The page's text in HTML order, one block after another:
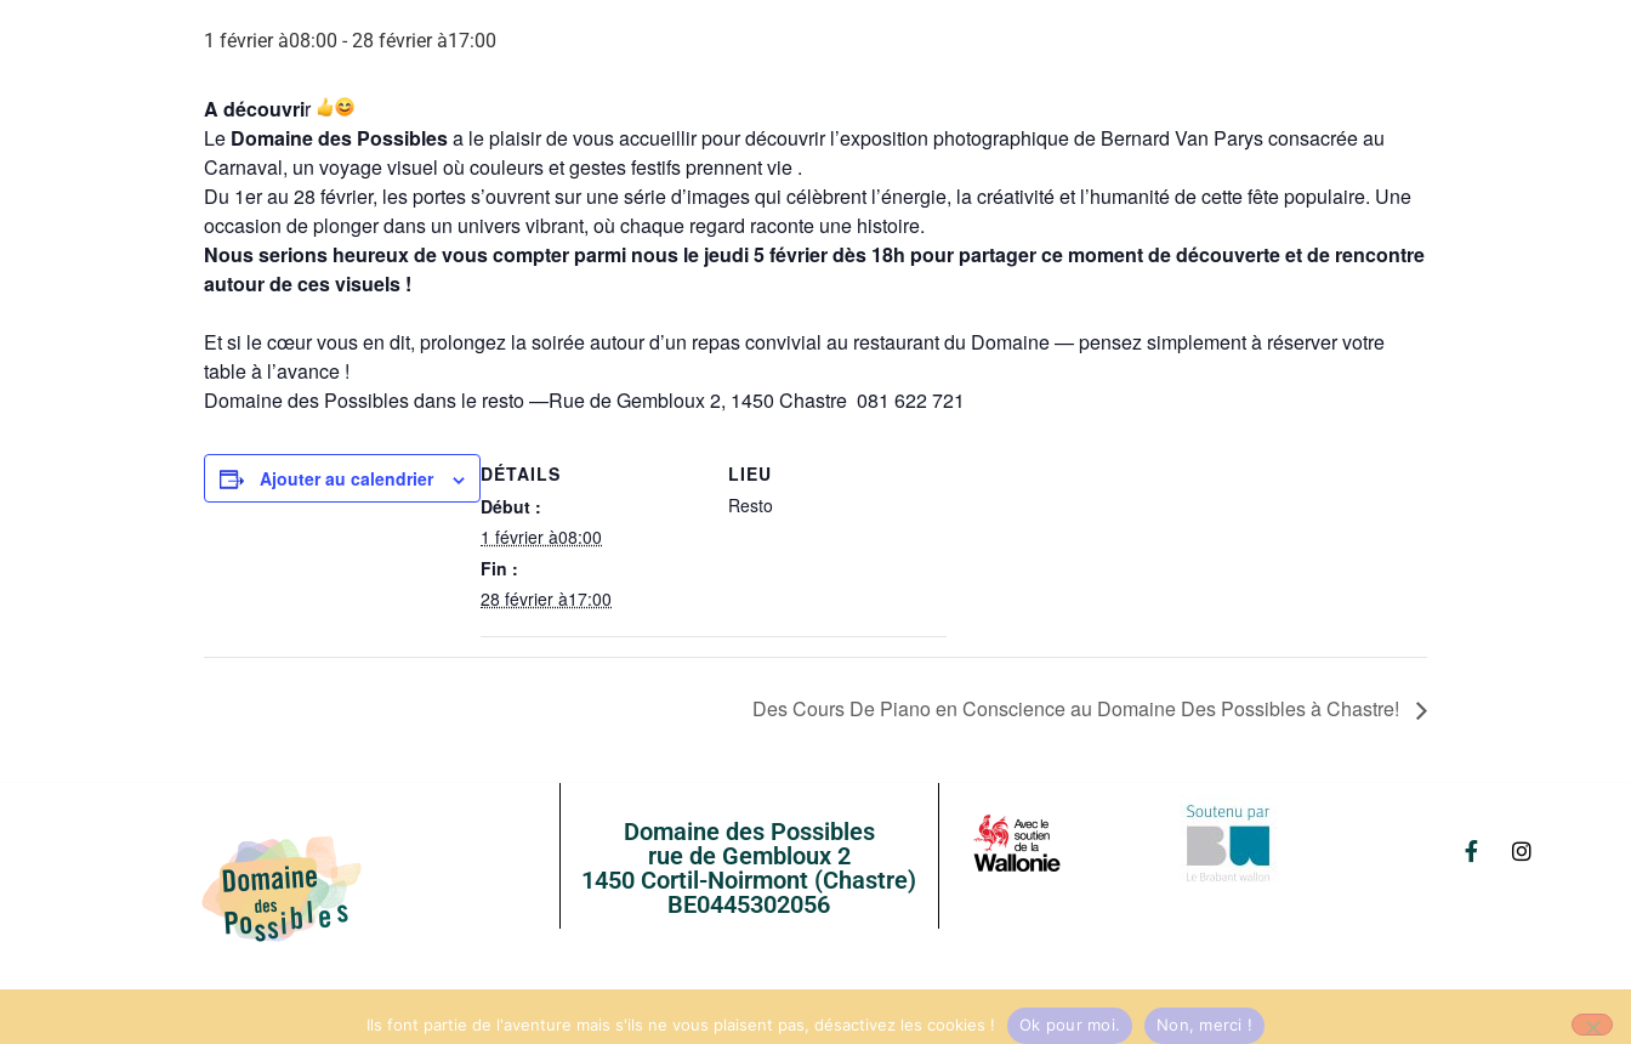
1 février à08:00 - 28 février à17:00
A découvrir
Le Domaine des Possiblesa le plaisir de vous accueillir pour découvrir l’exposition photographique de Bernard Van Parys consacrée au
Carnaval, un voyage visuel où couleurs et gestes festifs prennent vie .
Du 1er au 28 février, les portes s’ouvrent sur une série d’images qui célèbrent l’énergie, la créativité et l’humanité de cette fête populaire. Une
occasion de plonger dans un univers vibrant, où chaque regard raconte une histoire.
Nous serions heureux de vous compter parmi nous le jeudi 5 février dès 18h pour partager ce moment de découverte et de rencontre
autour de ces visuels !
Et si le cœur vous en dit, prolongez la soirée autour d’un repas convivial au restaurant du Domaine — pensez simplement à réserver votre
table à l’avance !
Domaine des Possibles dans le resto —Rue de Gembloux 2, 1450 Chastre 081 622 721
Ajouter au calendrier
DÉTAILS
Début :
1 février à08:00
Fin :
28 février à17:00
LIEU
Resto
Des Cours De Piano en Conscience au Domaine Des Possibles à Chastre!
Domaine des Possibles
rue de Gembloux 2
1450 Cortil-Noirmont (Chastre)
BE0445302056
© 2025 Tous droits réservés
Ils font partie de l'aventure mais s'ils ne vous plaisent pas, désactivez les cookies ! Ok pour moi. Non, merci !